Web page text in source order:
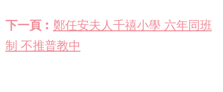
下一頁︰ 鄭任安夫人千禧小學 六年同班
制 不推普教中